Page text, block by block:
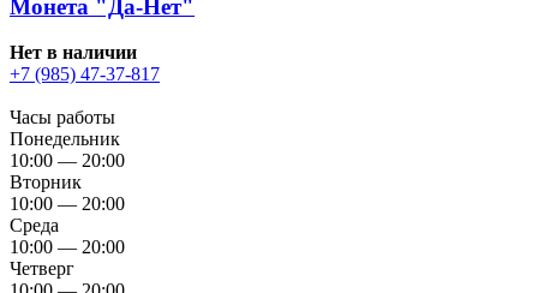
Монета "Да-Нет"
Нет в наличии
+7 (985) 47-37-817
Часы работы
Понедельник
10:00 — 20:00
Вторник
10:00 — 20:00
Среда
10:00 — 20:00
Четверг